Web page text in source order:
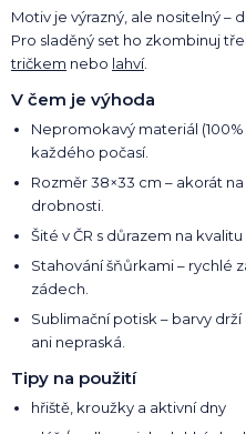
Motiv je výrazný, ale nositelný –
Pro sladěný set ho zkombinuj
tričkem nebo lahví.
V čem je výhoda
Nepromokavý materiál
každého počasí.
Rozměr 38×33 cm – akorát
drobnosti.
Šité v ČR s důrazem na
Stahování šňůrkami – rychlé
zádech.
Sublimační potisk – barvy
ani nepraská.
Tipy na použití
hřiště, kroužky a aktivní dny